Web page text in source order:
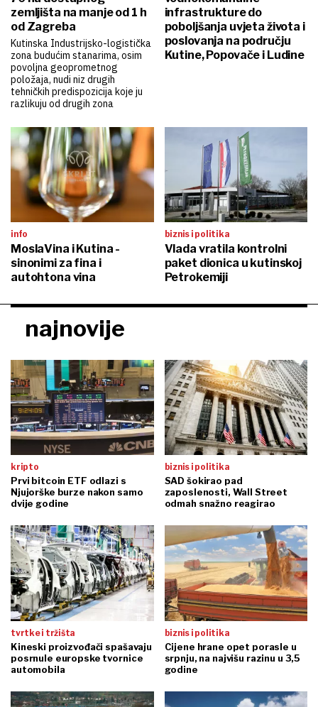
zemljišta na manje od 1 h
od Zagreba
Kutinska Industrijsko-logistička
zona budućim stanarima, osim
povoljna geoprometnog
položaja, nudi niz drugih
tehničkih predispozicija koje ju
razlikuju od drugih zona
infrastrukture do
poboljšanja uvjeta života i
poslovanja na području
Kutine, Popovače i Ludine
info
MoslaVina i Kutina -
sinonimi za fina i
autohtona vina
biznis i politika
Vlada vratila kontrolni
paket dionica u kutinskoj
Petrokemiji
najnovije
kripto
Prvi bitcoin ETF odlazi s
Njujorške burze nakon samo
dvije godine
biznis i politika
SAD šokirao pad
zaposlenosti, Wall Street
odmah snažno reagirao
tvrtke i tržišta
Kineski proizvođači spašavaju
posrnule europske tvornice
automobila
biznis i politika
Cijene hrane opet porasle u
srpnju, na najvišu razinu u 3,5
godine